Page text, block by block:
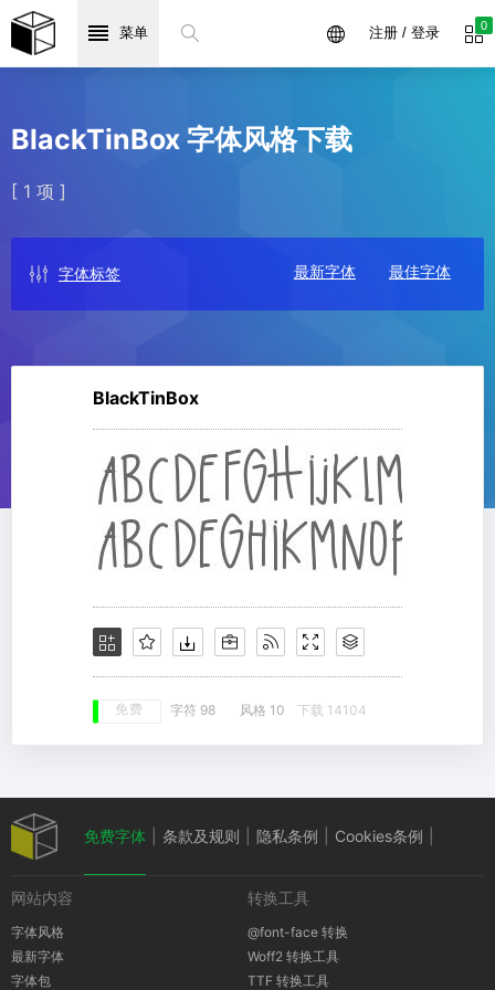
菜单 0
注册 / 登录
BlackTinBox 字体风格下载
[ 1 项 ]
字体标签 最新字体 最佳字体
BlackTinBox
免费 字符 98 风格 10 下载 14104
免费字体 条款及规则 隐私条例 Cookies条例
网站内容
字体风格
最新字体
字体包
转换工具
@font-face 转换
Woff2 转换工具
TTF 转换工具